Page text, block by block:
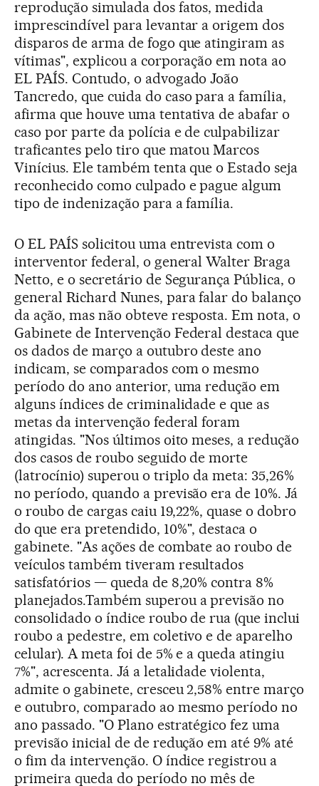
reprodução simulada dos fatos, medida
imprescindível para levantar a origem dos
disparos de arma de fogo que atingiram as
vítimas", explicou a corporação em nota ao
EL PAÍS. Contudo, o advogado João
Tancredo, que cuida do caso para a família,
afirma que houve uma tentativa de abafar o
caso por parte da polícia e de culpabilizar
traficantes pelo tiro que matou Marcos
Vinícius. Ele também tenta que o Estado seja
reconhecido como culpado e pague algum
tipo de indenização para a família.
O EL PAÍS solicitou uma entrevista com o
interventor federal, o general Walter Braga
Netto, e o secretário de Segurança Pública, o
general Richard Nunes, para falar do balanço
da ação, mas não obteve resposta. Em nota, o
Gabinete de Intervenção Federal destaca que
os dados de março a outubro deste ano
indicam, se comparados com o mesmo
período do ano anterior, uma redução em
alguns índices de criminalidade e que as
metas da intervenção federal foram
atingidas. "Nos últimos oito meses, a redução
dos casos de roubo seguido de morte
(latrocínio) superou o triplo da meta: 35,26%
no período, quando a previsão era de 10%. Já
o roubo de cargas caiu 19,22%, quase o dobro
do que era pretendido, 10%", destaca o
gabinete. "As ações de combate ao roubo de
veículos também tiveram resultados
satisfatórios — queda de 8,20% contra 8%
planejados.Também superou a previsão no
consolidado o índice roubo de rua (que inclui
roubo a pedestre, em coletivo e de aparelho
celular). A meta foi de 5% e a queda atingiu
7%", acrescenta. Já a letalidade violenta,
admite o gabinete, cresceu 2,58% entre março
e outubro, comparado ao mesmo período no
ano passado. "O Plano estratégico fez uma
previsão inicial de de redução em até 9% até
o fim da intervenção. O índice registrou a
primeira queda do período no mês de